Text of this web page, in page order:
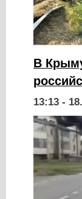
В
13:13 -